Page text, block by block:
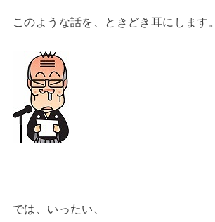
このような話を、ときどき耳にします。
では、いったい、